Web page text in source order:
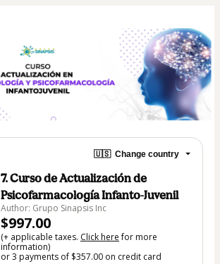
🇺🇸 Change country
7. Curso de Actualización de
Psicofarmacología Infanto-Juvenil
Author: Grupo Sinapsis Inc
$997.00
(+ applicable taxes. Click herefor more
information)
or 3 payments of $357.00 on credit card